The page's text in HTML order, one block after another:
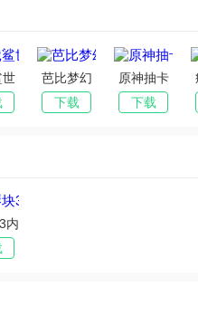
世
芭比梦幻
屋全部解
锁版
下载
原神抽卡
模拟器无
限原石
下载
内